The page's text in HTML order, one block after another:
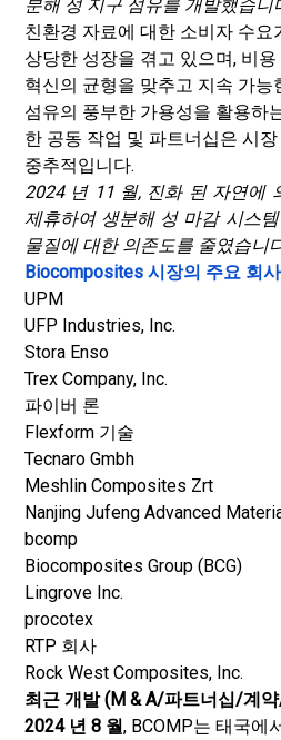
분해 성 지구 섬유를 개발했습니
친환경 자료에 대한 소비자 수요
상당한 성장을 겪고 있으며, 비
혁신의 균형을 맞추고 지속 가능
섬유의 풍부한 가용성을 활용하
한 공동 작업 및 파트너십은 시
중추적입니다.
2024 년 11 월, 진화 된 자연에
제휴하여 생분해 성 마감 시스
물질에 대한 의존도를 줄였습니
Biocomposites 시장의 주요 회
UPM
UFP Industries, Inc.
Stora Enso
Trex Company, Inc.
파이버 론
Flexform 기술
Tecnaro Gmbh
Meshlin Composites Zrt
Nanjing Jufeng Advanced
bcomp
Biocomposites Group (BCG)
Lingrove Inc.
procotex
RTP 회사
Rock West Composites, Inc.
최근 개발 (M & A/파트너십/계
2024 년 8 월, BCOMP는 태국에